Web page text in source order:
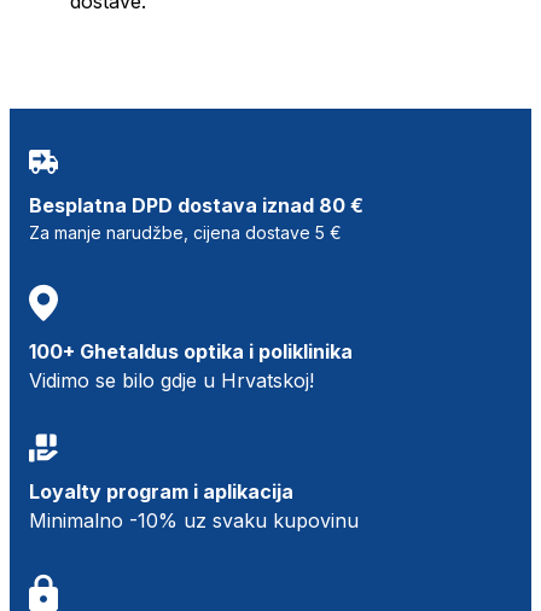
Besplatna DPD dostava iznad 80 €
Za manje narudžbe, cijena dostave 5 €
100+ Ghetaldus optika i poliklinika
Vidimo se bilo gdje u Hrvatskoj!
Loyalty program i aplikacija
Minimalno -10% uz svaku kupovinu